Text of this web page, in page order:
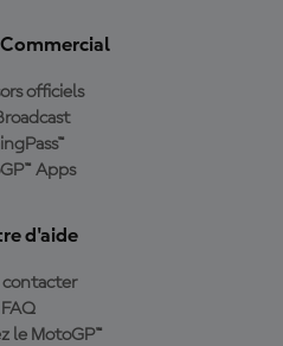
Commercial
officiels
Apps
d'aide
contacter
FAQ
le MotoGP™